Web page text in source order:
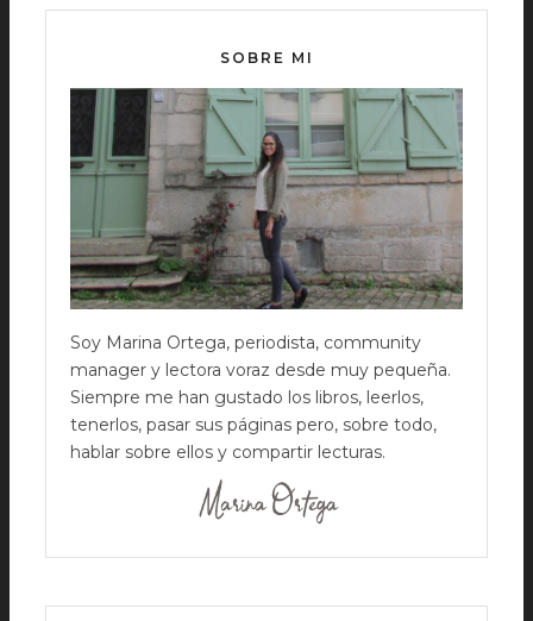
SOBRE MI
Soy Marina Ortega, periodista, community
manager y lectora voraz desde muy pequeña.
Siempre me han gustado los libros, leerlos,
tenerlos, pasar sus páginas pero, sobre todo,
hablar sobre ellos y compartir lecturas.